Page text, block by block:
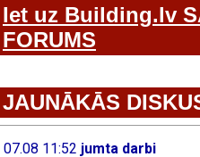
Iet uz Building.lv
FORUMS
JAUNĀKĀS